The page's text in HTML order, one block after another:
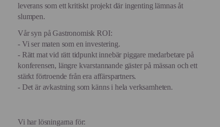
leverans som ett kritiskt projekt där ingenting lämnas åt
slumpen.
Vår syn på Gastronomisk ROI:
- Vi ser maten som en investering.
- Rätt mat vid rätt tidpunkt innebär piggare medarbetare på
konferensen, längre kvarstannande gäster på mässan och ett
stärkt förtroende från era affärspartners.
- Det är avkastning som känns i hela verksamheten.
Vi har lösningarna för: